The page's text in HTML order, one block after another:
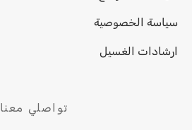
سياسة الخصوصية
ارشادات الغسيل
تواصلي معنا